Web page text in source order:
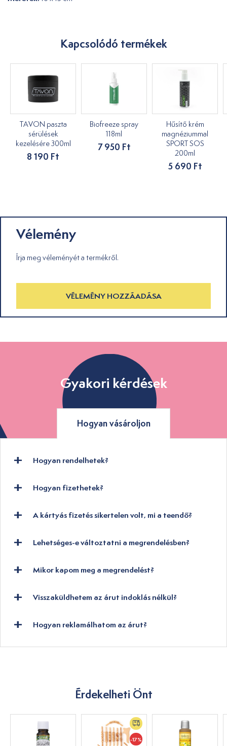
Kapcsolódó termékek
TAVON paszta
sérülések
kezelésére 300ml
8 190 Ft
Biofreeze spray
118ml
7 950 Ft
Hűsítő krém
magnéziummal
SPORT SOS
200ml
5 690 Ft
Vélemény
Írja meg véleményét a termékről.
VÉLEMÉNY HOZZÁADÁSA
Gyakori kérdések
Hogyan vásároljon
Hogyan rendelhetek?
Hogyan fizethetek?
A kártyás fizetés sikertelen volt, mi a teendő?
Lehetséges-e változtatni a megrendelésben?
Mikor kapom meg a megrendelést?
Visszaküldhetem az árut indoklás nélkül?
Hogyan reklamálhatom az árut?
Érdekelheti Önt
-17%